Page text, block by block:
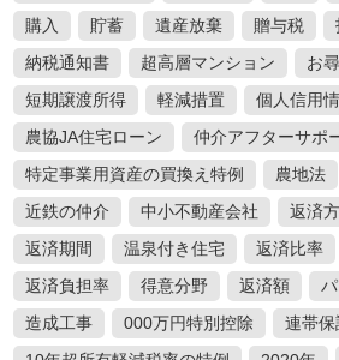
購入
貯蓄 遺産放棄 贈与税
納税通知書
超高層マンション お
短期譲渡所得
軽減措置 個人信用
農協JA住宅ローン
仲介アフターサポ
特定事業用資産の買換え特例
農地法
近鉄の仲介
中小不動産会社 返済
返済期間
温泉付き住宅 返済比率
返済負担率
得意分野 返済額
造成工事
000万円特別控除
連帯保